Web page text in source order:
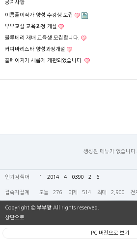
공지사항
이름풀이작가 양성 수강생 모집
부부교실 교육과정 개설
블루베리 재배 교육생 모집합니다.
커피바리스타 양성과정개설
홈페이지가 새롭게 개편되었습니다.
생성된 메뉴가 없습니다.
인기검색어 1 2014 4 0390 2 6
접속자집계 오늘 276 어제 514 최대 2,900 전
Copyright © 부부짱 All rights reserved.
상단으로
PC 버전으로 보기